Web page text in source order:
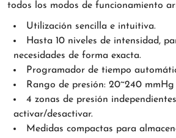
todos los modos de funcionamiento
Utilización sencilla e intuitiva.
Hasta 10 niveles de intensidad,
necesidades de forma exacta.
Programador de tiempo
Rango de presión: 20~240
4 zonas de presión
activar/desactivar.
Medidas compactas para